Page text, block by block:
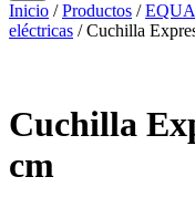
Inicio /Productos /
eléctricas / Cuchilla
Cuchilla
cm